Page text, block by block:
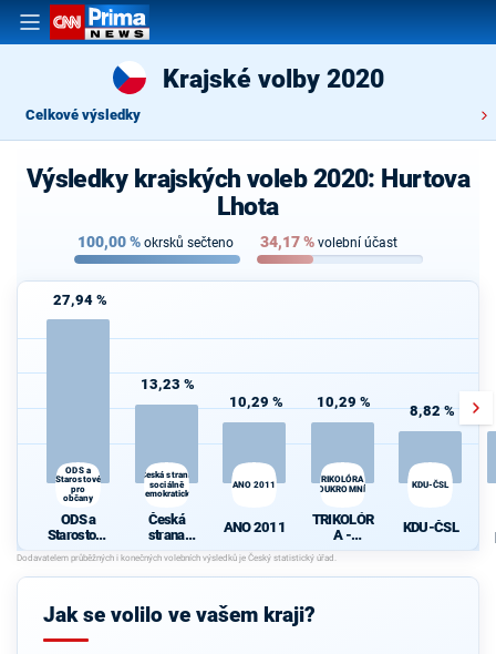
Krajské volby 2020
Celkové výsledky
Výsledky krajských voleb 2020: Hurtova
Lhota
100,00% okrsků sečteno 34,17% volební účast
27,94 %
ODS a
Starostové
pro
občany
ODS a
Starostové
pro občany
13,23 %
Česká strana
sociálně
demokratická
Česká
strana
sociálně
demokrati
cká
10,29 %
ANO 2011
ANO 2011
10,29 %
TRIKOLÓRA -
SOUKROMNÍCI
TRIKOLÓR
A -
SOUKRO
MNÍCI
8,82 %
KDU-ČSL
KDU-ČSL
Jak se volilo ve vašem kraji?